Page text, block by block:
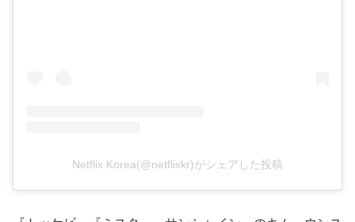
Netflix Korea(@netflixkr)がシェアした投稿